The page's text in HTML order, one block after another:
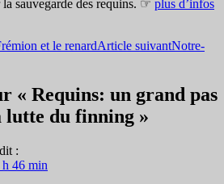
sauvegarde des requins. ☞ plus d’infos
et le renardArticle suivantNotre-
« Requins: un grand pas
lutte du finning »
dit :
46 min